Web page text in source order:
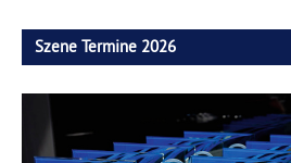
Szene Termine 2026